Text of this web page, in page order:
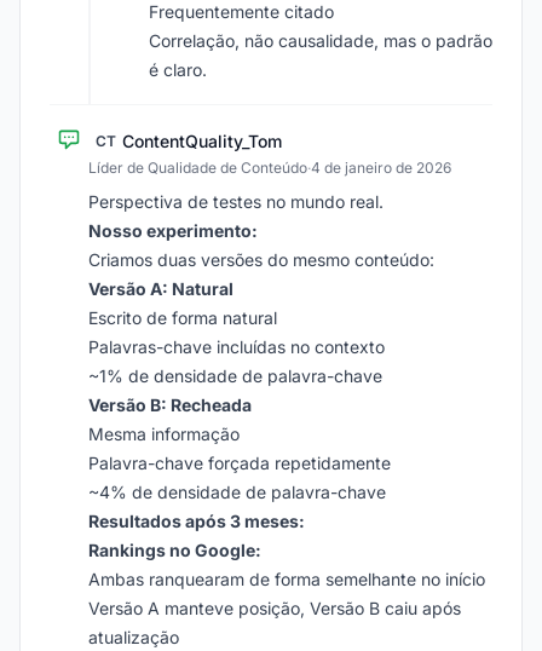
Frequentemente citado
Correlação, não causalidade, mas o padrão
é claro.
CT ContentQuality_Tom
Líder de Qualidade de Conteúdo·4 de janeiro de 2026
Perspectiva de testes no mundo real.
Nosso experimento:
Criamos duas versões do mesmo conteúdo:
Versão A: Natural
Escrito de forma natural
Palavras-chave incluídas no contexto
~1% de densidade de palavra-chave
Versão B: Recheada
Mesma informação
Palavra-chave forçada repetidamente
~4% de densidade de palavra-chave
Resultados após 3 meses:
Rankings no Google:
Ambas ranquearam de forma semelhante no início
Versão A manteve posição, Versão B caiu após
atualização